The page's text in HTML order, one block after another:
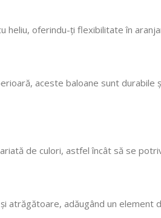
heliu, oferindu-ți flexibilitate în
aceste baloane sunt
de culori, astfel încât să se
atrăgătoare, adăugând un element